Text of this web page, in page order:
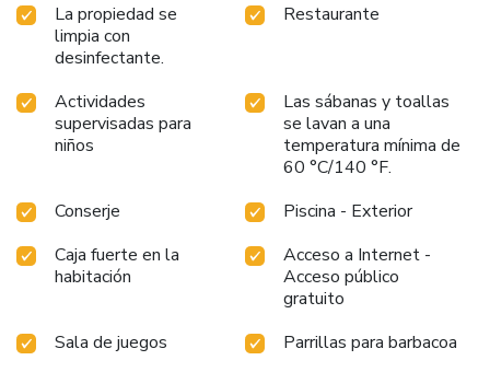
La propiedad se
limpia con
desinfectante.
Restaurante
Actividades
supervisadas para
niños
Las sábanas y toallas
se lavan a una
temperatura mínima de
60 °C/140 °F.
Conserje
Piscina - Exterior
Caja fuerte en la
habitación
Acceso a Internet -
Acceso público
gratuito
Sala de juegos
Parrillas para barbacoa